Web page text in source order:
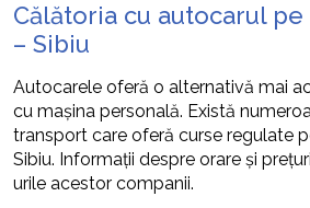
Călătoria cu autocarul
– Sibiu
Autocarele oferă o alternativă mai
cu mașina personală. Există
transport care oferă curse regulate
Sibiu. Informații despre orare și
urile acestor companii.